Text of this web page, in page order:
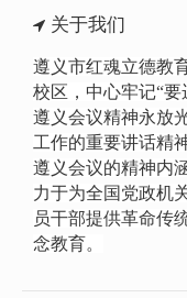
关于我们
遵义市红魂立德教
校区，中心牢记“
遵义会议精神永放
工作的重要讲话精
遵义会议的精神内
力于为全国党政机
员干部提供革命传
念教育。